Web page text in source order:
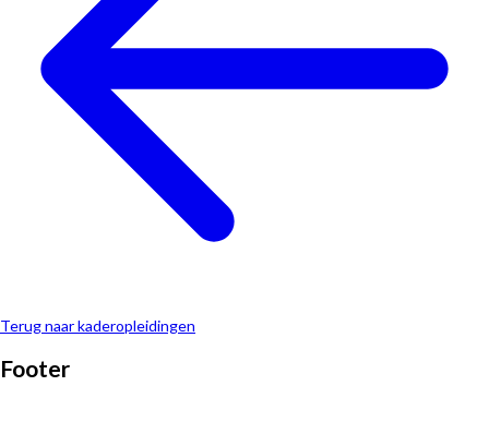
Terug naar kaderopleidingen
Footer